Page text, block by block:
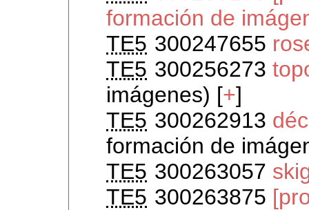
formación de
TE5 300247655
TE5 300256273
imágenes) [+]
TE5 300262913
formación de
TE5 300263057
TE5 300263875